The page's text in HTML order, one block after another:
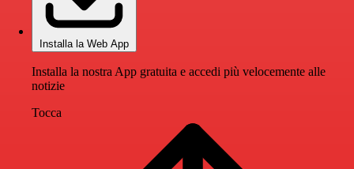
Installa la Web App
Installa la nostra App gratuita e accedi più velocemente alle
notizie
Tocca